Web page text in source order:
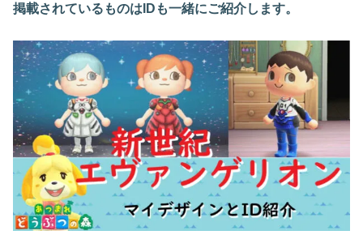
掲載されているものはIDも一緒にご紹介します。